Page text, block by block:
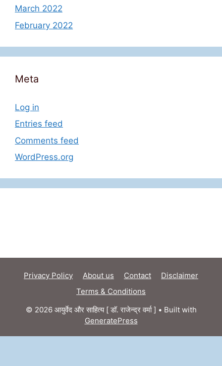
March 2022
February 2022
Meta
Log in
Entries feed
Comments feed
WordPress.org
Privacy Policy About us Contact
Disclaimer
Terms & Conditions
© 2026 आयुर्वेद और साहित्य [ डॉ. राजेन्द्र वर्मा ] • Built with
GeneratePress